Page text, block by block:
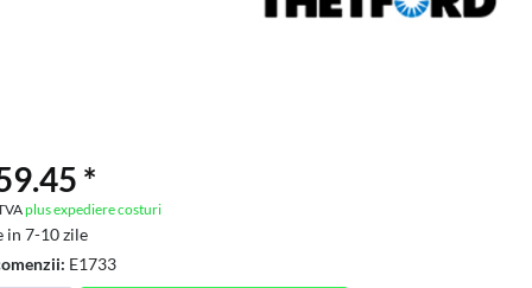
*
plus expediere costuri
in 7-10 zile
E1733